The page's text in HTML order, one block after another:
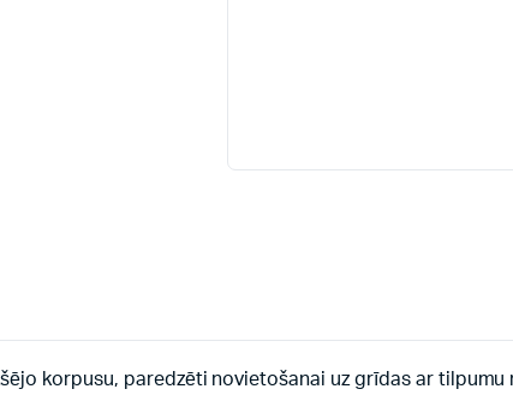
korpusu, paredzēti novietošanai uz grīdas ar